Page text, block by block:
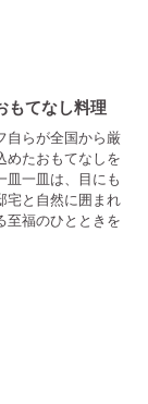
もてなし料理
自らが全国から厳
めたおもてなしを
皿一皿は、目にも
宅と自然に囲まれ
至福のひとときを